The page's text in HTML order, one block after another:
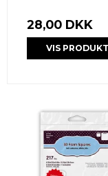
28,00 DKK
VIS PRODUKT